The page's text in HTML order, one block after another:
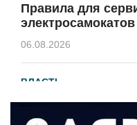
Правила для
электросамокатов
06.08.2026
ВЛАСТЬ
В 2026 году
водоподготовки